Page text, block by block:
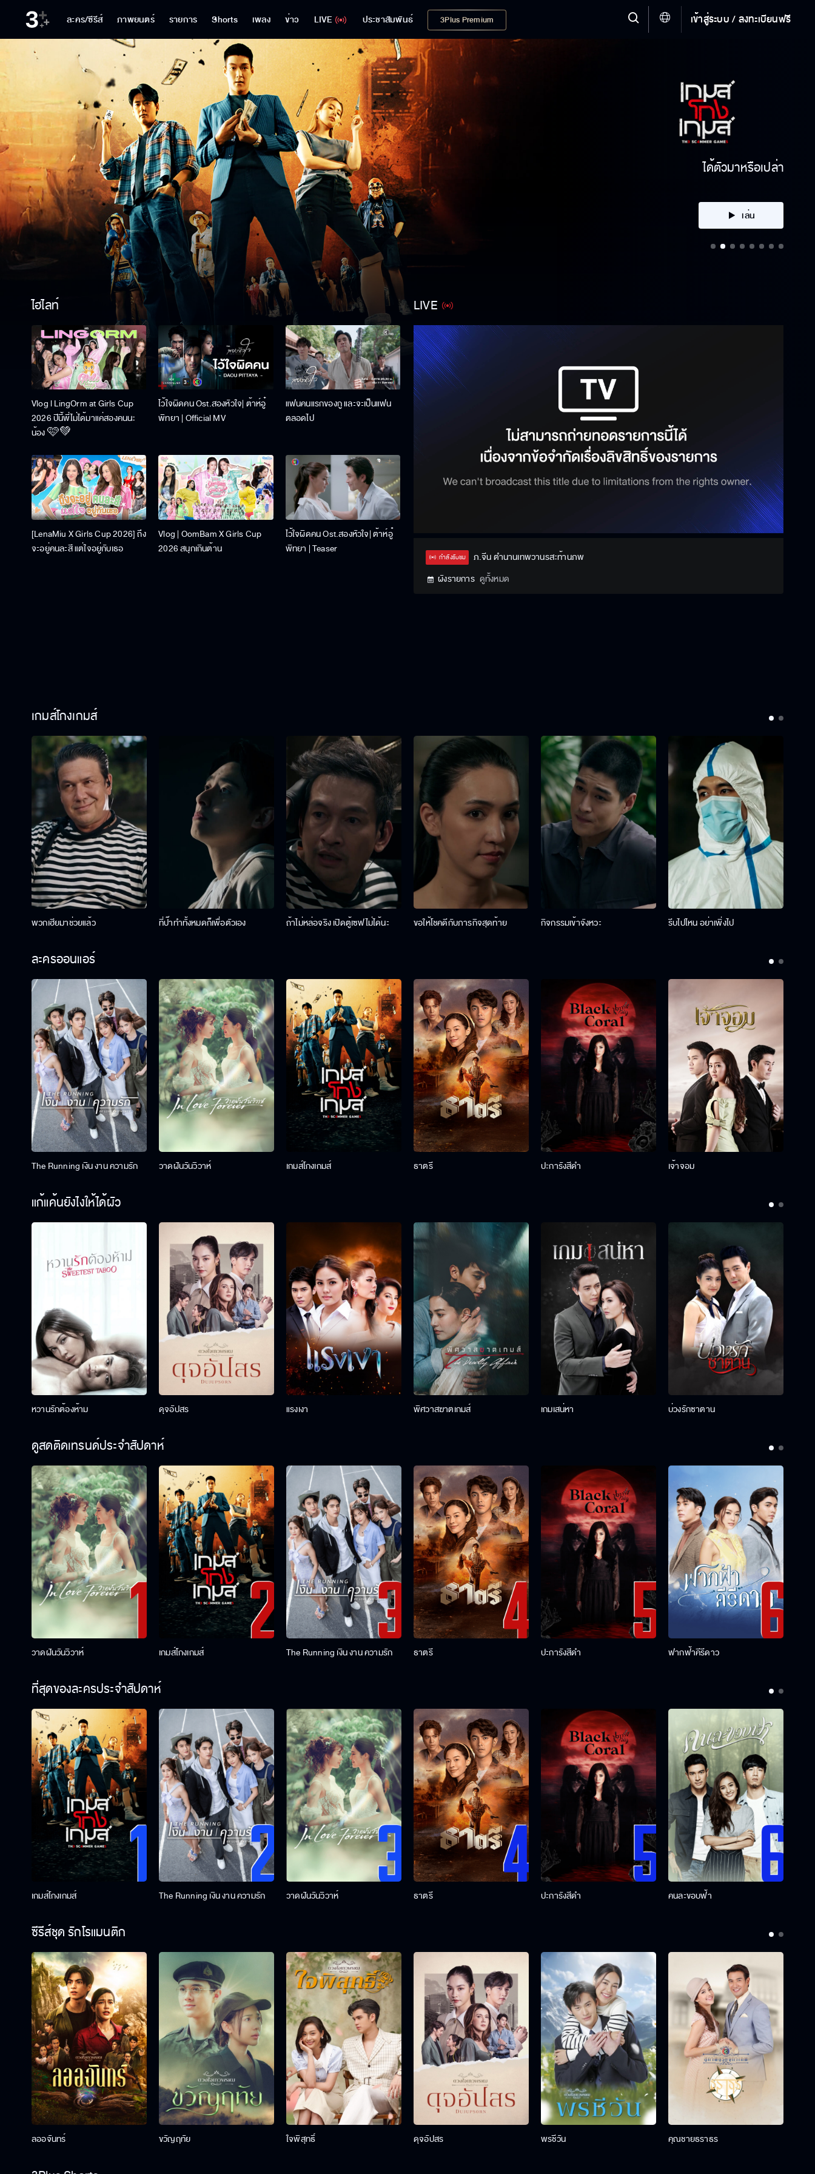
ละคร/ซีรีส์ ภาพยนตร์ รายการ Shorts เพลง ข่าว LIVE ประชาสัมพันธ์ 3Plus Premium เข้าสู่ระบบ / ลงทะเบียนฟรี
สัญญาว่าจะไม่ปล่อยมือ
ไฮไลท์
Vlog l LingOrm at Girls Cup
2026 ปีนี้พี่ไม่ได้มาแค่สองคนนะ
น้อง 🩷💚
ไว้ใจผิดคน Ost.สองหัวใจ| ต้าห์อู๋
พิทยา | Official MV
แฟนคนแรกของกู และจะเป็นแฟน
ตลอดไป
[LenaMiu X Girls Cup 2026] ถึง
จะอยู่คนละสี แต่ใจอยู่กับเธอ
Vlog | OomBam X Girls Cup
2026 สนุกเกินต้าน
ไว้ใจผิดคน Ost.สองหัวใจ| ต้าห์อู๋
พิทยา | Teaser
LIVE
กำลังรับชม
ภ.จีน ตำนานเทพวานรสะท้านภพ
ผังรายการ ดูทั้งหมด
เกมส์โกงเกมส์
พวกเฮียมาช่วยแล้ว ที่ป๊าทำทั้งหมดก็เพื่อตัวเอง ถ้าไม่หล่อจริง เปิดตู้เซฟไม่ได้นะ ขอให้โชคดีกับภารกิจสุดท้าย กิจกรรมเข้าจังหวะ รีบไปไหน อย่าเพิ่งไป
ละครออนแอร์
The Running เงิน งาน ความรัก วาดฝันวันวิวาห์ เกมส์โกงเกมส์ ธาตรี ปะการังสีดำ เจ้าจอม
แก้แค้นยังไงให้ได้ผัว
หวานรักต้องห้าม ดุจอัปสร แรงเงา พิศวาสฆาตเกมส์ เกมเสน่หา บ่วงรักซาตาน
ดูสดติดเทรนด์ประจำสัปดาห์
วาดฝันวันวิวาห์ เกมส์โกงเกมส์ The Running เงิน งาน ความรัก ธาตรี ปะการังสีดำ ฟากฟ้าคีรีดาว
ที่สุดของละครประจำสัปดาห์
เกมส์โกงเกมส์ The Running เงิน งาน ความรัก วาดฝันวันวิวาห์ ธาตรี ปะการังสีดำ คนละขอบฟ้า
ซีรีส์ชุด รักโรแมนติก
ลออจันทร์ ขวัญฤทัย ใจพิสุทธิ์ ดุจอัปสร พรชีวัน คุณชายธราธร